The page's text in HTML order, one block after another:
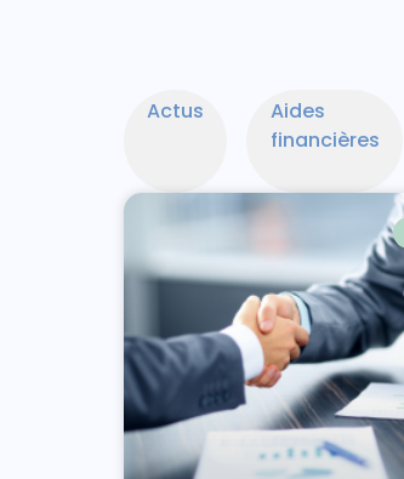
Actus
Aides
financières